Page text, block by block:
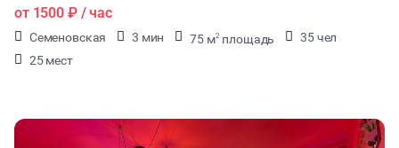
от 1500 ₽/ час
Семеновская 3 мин 75 м2 площадь
35 чел
25 мест